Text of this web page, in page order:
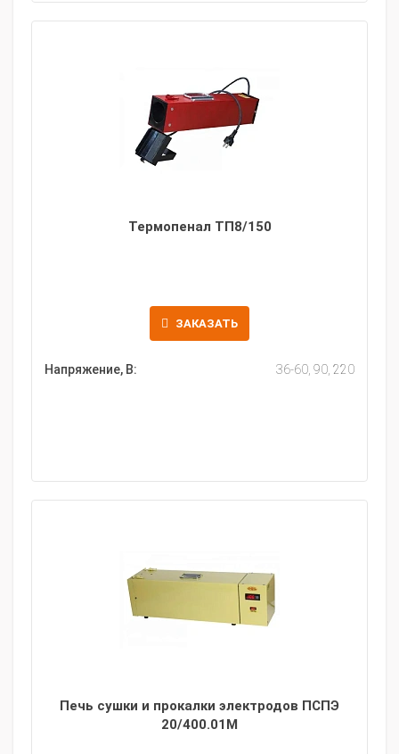
Термопенал ТП8/150
ЗАКАЗАТЬ
Напряжение, В: 36-60, 90, 220
Печь сушки и прокалки электродов ПСПЭ
20/400.01M